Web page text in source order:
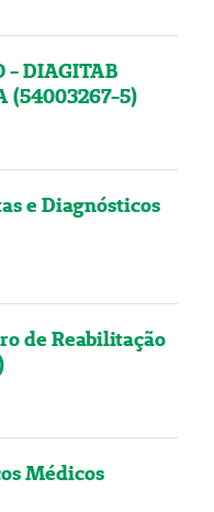
- DIAGITAB
(54003267-5)
e Diagnósticos
de Reabilitação
Médicos